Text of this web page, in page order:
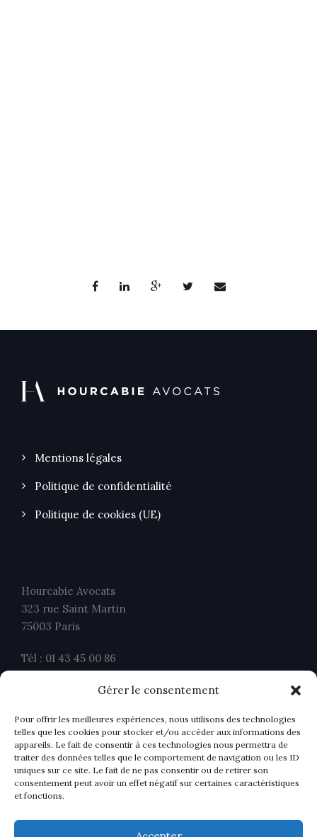
Gérer le consentement
Pour offrir les meilleures expériences, nous utilisons des technologies
telles que les cookies pour stocker et/ou accéder aux informations des
appareils. Le fait de consentir à ces technologies nous permettra de
traiter des données telles que le comportement de navigation ou les ID
uniques sur ce site. Le fait de ne pas consentir ou de retirer son
consentement peut avoir un effet négatif sur certaines caractéristiques
et fonctions.
Mentions légales
Politique de confidentialité
Politique de cookies (UE)
Hourcabie Avocats
323 rue Saint Martin
75003 Paris
Tél : 01 43 45 00 86
contact@ahavocats.fr